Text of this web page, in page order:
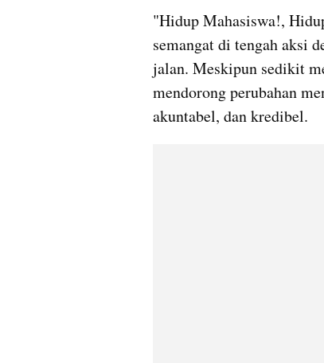
"Hidup Mahasiswa!,
semangat di tengah aksi
jalan. Meskipun sedikit
mendorong perubahan
akuntabel, dan kredibel.